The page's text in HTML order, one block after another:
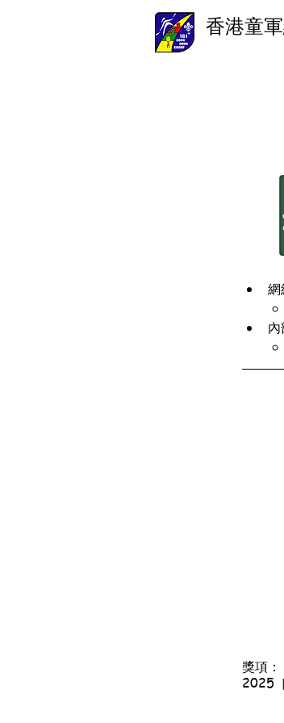
香港童
網
內
獎項：
2025